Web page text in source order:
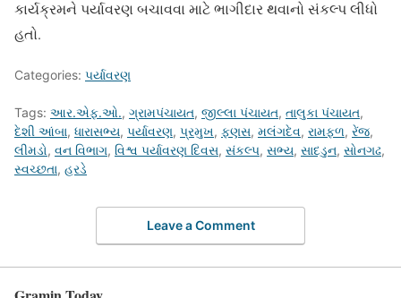
કાર્યક્રમને પર્યાવરણ બચાવવા માટે ભાગીદાર થવાનો સંકલ્પ લીધો
હતો.
Categories: પર્યાવરણ
Tags: આર.એફ.ઓ., ગ્રામપંચાયત, જીલ્લા પંચાયત, તાલુકા પંચાયત,
દેશી આંબા, ધારાસભ્ય, પર્યાવરણ, પ્રમુખ, ફણસ, મલંગદેવ, રામફળ, રેંજ,
લીમડો, વન વિભાગ, વિશ્વ પર્યાવરણ દિવસ, સંકલ્પ, સભ્ય, સાદડુન, સોનગઢ,
સ્વચ્છતા, હરડે
Leave a Comment